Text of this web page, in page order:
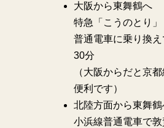
大阪から東舞鶴へ
特急「こうのとり
普通電車に乗り換
30分
（大阪からだと京
便利です）
北陸方面から東舞鶴
小浜線普通電車で